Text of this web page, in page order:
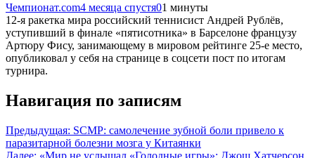
Чемпионат.com4 месяца спустя01 минуты
12-я ракетка мира российский теннисист Андрей Рублёв,
уступивший в финале «пятисотника» в Барселоне французу
Артюру Фису, занимающему в мировом рейтинге 25-е место,
опубликовал у себя на странице в соцсети пост по итогам
турнира.
Навигация по записям
Предыдущая: SCMP: самолечение зубной боли привело к
паразитарной болезни мозга у Китаянки
Далее: «Мир не услышал «Голодные игры»: Джош Хатчерсон